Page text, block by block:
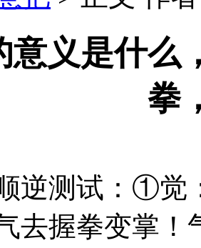
意义是什么
拳
测试：①觉
去握拳变掌